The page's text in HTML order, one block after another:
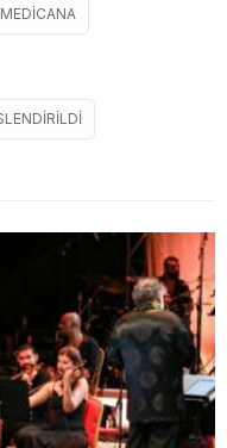
MEDICANA